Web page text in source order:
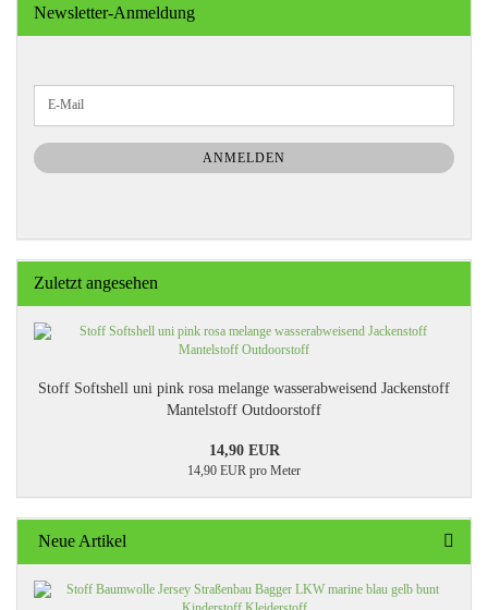
Newsletter-Anmeldung
ZUR
NEWSLETTER-
ANMELDUNG
E-
ANMELDEN
Zuletzt angesehen
Stoff Softshell uni pink rosa melange wasserabweisend Jackenstoff
Mantelstoff Outdoorstoff
14,90 EUR
14,90 EUR pro Meter
Neue Artikel